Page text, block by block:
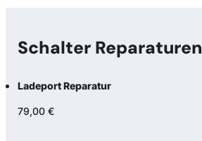
Schalter Reparaturen
Ladeport Reparatur
79,00 €